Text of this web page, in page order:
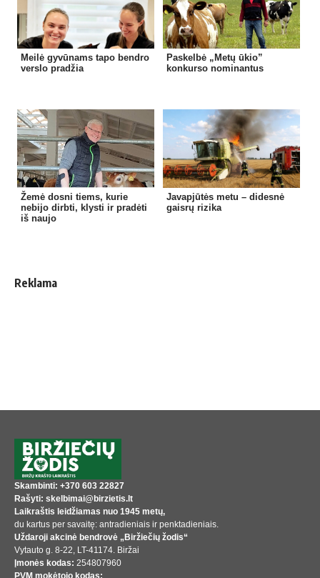
Meilė gyvūnams tapo bendro
verslo pradžia
Paskelbė „Metų ūkio”
konkurso nominantus
Žemė dosni tiems, kurie
nebijo dirbti, klysti ir pradėti
iš naujo
Javapjūtės metu – didesnė
gaisrų rizika
Reklama
Skambinti: +370 603 22827
Rašyti: skelbimai@birzietis.lt
Laikraštis leidžiamas nuo 1945 metų,
du kartus per savaitę: antradieniais ir penktadieniais.
Uždaroji akcinė bendrovė „Biržiečių žodis“
Vytauto g. 8-22, LT-41174. Biržai
Įmonės kodas: 254807960
PVM mokėtojo kodas: